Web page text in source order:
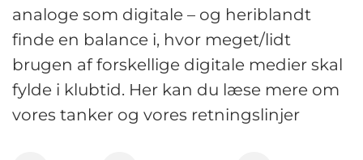
analoge som digitale – og heriblandt
finde en balance i, hvor meget/lidt
brugen af forskellige digitale medier skal
fylde i klubtid. Her kan du læse mere om
vores tanker og vores retningslinjer